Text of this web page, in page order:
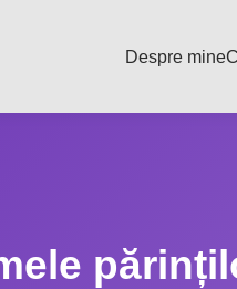
Despre mine